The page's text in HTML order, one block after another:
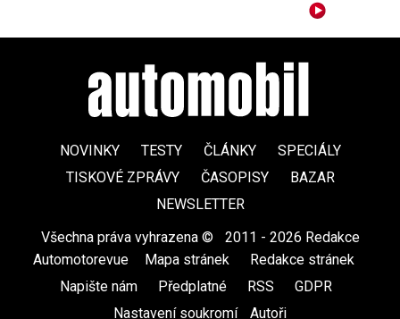
NOVINKY TESTY ČLÁNKY
SPECIÁLY
TISKOVÉ ZPRÁVY
ČASOPISY
BAZAR
NEWSLETTER
Všechna práva vyhrazena ©
2011 - 2026 Redakce
Automotorevue
Mapa stránek Redakce stránek
Napište nám
Předplatné RSS GDPR
Nastavení soukromí
Autoři